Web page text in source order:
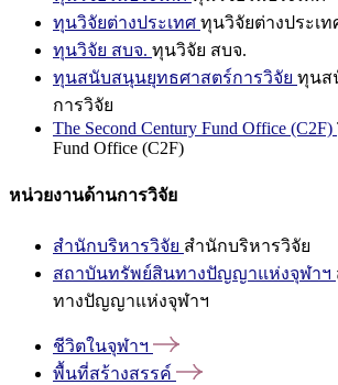
ทุนวิจัยต่างประเทศ ทุนวิจัยต่างประเท
ทุนวิจัย สบจ. ทุนวิจัย สบจ.
ทุนสนับสนุนยุทธศาสตร์การวิจัย ทุนส
การวิจัย
The Second Century Fund Office (C2F)
Fund Office (C2F)
หน่วยงานด้านการวิจัย
สำนักบริหารวิจัย สำนักบริหารวิจัย
สถาบันทรัพย์สินทางปัญญาแห่งจุฬาฯ
ทางปัญญาแห่งจุฬาฯ
ชีวิตในจุฬาฯ
พื้นที่สร้างสรรค์